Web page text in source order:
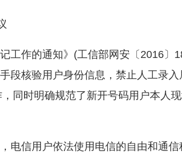
作的通知》(工信部网安〔2016〕
段核验用户身份信息，禁止人工录
同时明确规范了新开号码用户本人
信用户依法使用电信的自由和通信